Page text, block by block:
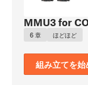
MMU3 for
6 章 ほどほど
組み立てを始